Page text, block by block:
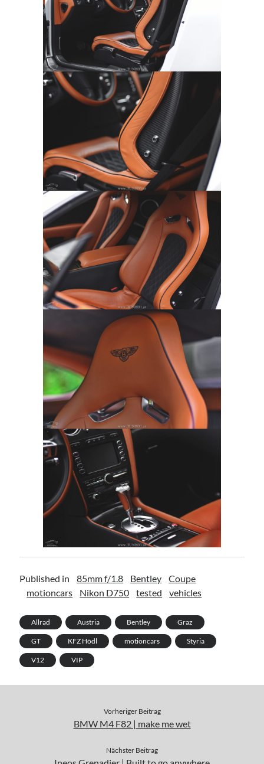
Published in 85mm f/1.8 Bentley
Coupe
motioncars
Nikon D750 tested vehicles
Allrad Austria Bentley Graz
GT KFZ Hödl motioncars Styria
V12 VIP
Vorheriger Beitrag
BMW M4 F82 | make me wet
Nächster Beitrag